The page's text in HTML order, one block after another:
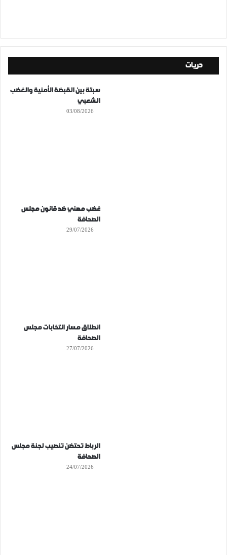
حريات
سبتة بين القبضة الأمنية والغضب
الشعبي
03/08/2026
غضب مهني ضد قانون مجلس
الصحافة
29/07/2026
انطلاق مسار انتخابات مجلس
الصحافة
27/07/2026
الرباط تحتضن تنصيب لجنة مجلس
الصحافة
24/07/2026